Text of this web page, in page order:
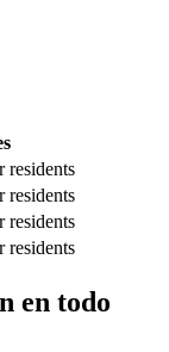
residents
residents
residents
residents
en todo